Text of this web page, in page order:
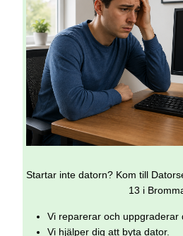
Startar inte datorn? Kom till
13 i
Vi reparerar och uppgraderar
Vi hjälper dig att byta dator.